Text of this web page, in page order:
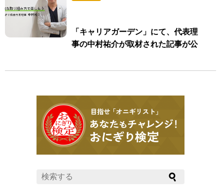
「キャリアガーデン」にて、代表理
事の中村祐介が取材された記事が公